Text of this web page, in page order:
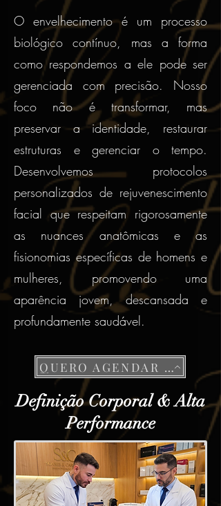
O envelhecimento é um processo
biológico contínuo, mas a forma
como respondemos a ele pode ser
gerenciada com precisão. Nosso
foco não é transformar, mas
preservar a identidade, restaurar
estruturas e gerenciar o tempo.
Desenvolvemos protocolos
personalizados de rejuvenescimento
facial que respeitam rigorosamente
as nuances anatômicas e as
fisionomias específicas de homens e
mulheres, promovendo uma
aparência jovem, descansada e
profundamente saudável.
QUERO AGENDAR UMA AVALIAÇÃO DISCRETA
Definição Corporal & Alta
Performance